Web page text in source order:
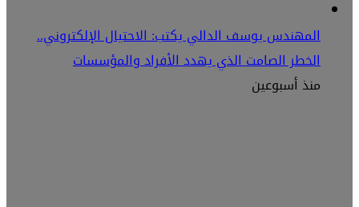
المهندس يوسف الدالي يكتب: الاحتيال الإلكتروني..
الخطر الصامت الذي يهدد الأفراد والمؤسسات
منذ أسبوعين